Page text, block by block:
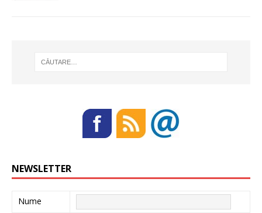
NEWSLETTER
Nume